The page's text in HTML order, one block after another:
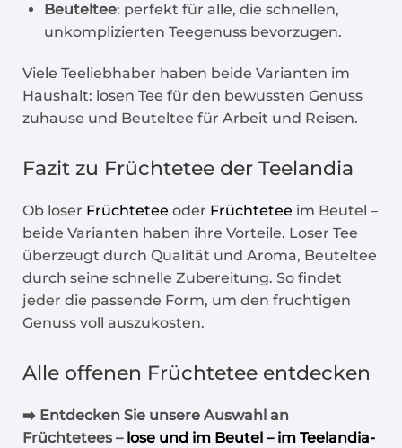
Beuteltee: perfekt für alle, die schnellen,
unkomplizierten Teegenuss bevorzugen.
Viele Teeliebhaber haben beide Varianten im
Haushalt: losen Tee für den bewussten Genuss
zuhause und Beuteltee für Arbeit und Reisen.
Fazit zu Früchtetee der Teelandia
Ob loser Früchtetee oder Früchtetee im Beutel –
beide Varianten haben ihre Vorteile. Loser Tee
überzeugt durch Qualität und Aroma, Beuteltee
durch seine schnelle Zubereitung. So findet
jeder die passende Form, um den fruchtigen
Genuss voll auszukosten.
Alle offenen Früchtetee entdecken
➡️ Entdecken Sie unsere Auswahl an
Früchtetees –lose und im Beutel – im Teelandia-